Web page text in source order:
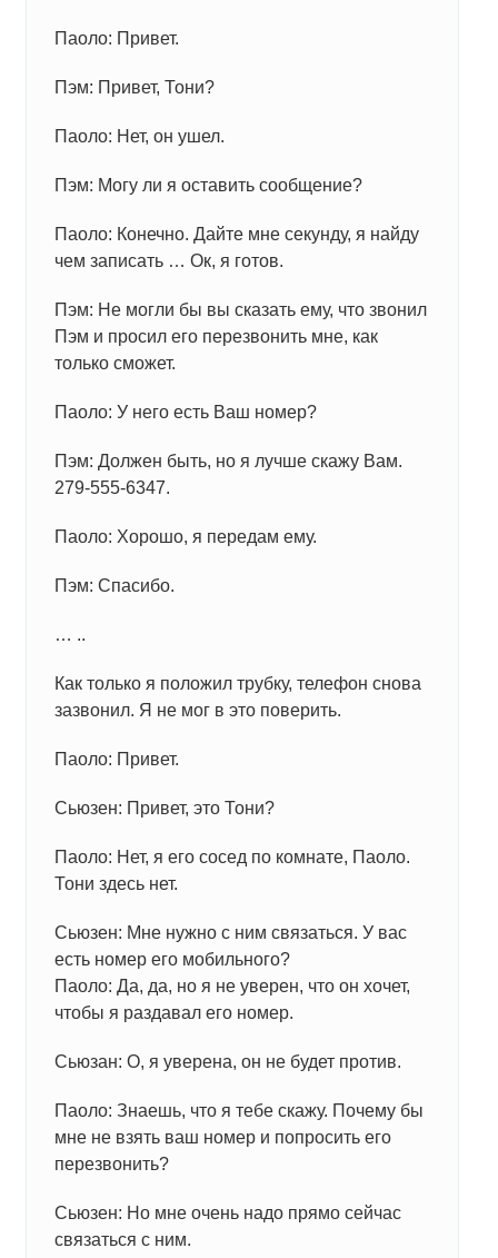
Паоло: Привет.
Пэм: Привет, Тони?
Паоло: Нет, он ушел.
Пэм: Могу ли я оставить сообщение?
Паоло: Конечно. Дайте мне секунду, я найду
чем записать … Ок, я готов.
Пэм: Не могли бы вы сказать ему, что звонил
Пэм и просил его перезвонить мне, как
только сможет.
Паоло: У него есть Ваш номер?
Пэм: Должен быть, но я лучше скажу Вам.
279-555-6347.
Паоло: Хорошо, я передам ему.
Пэм: Спасибо.
… ..
Как только я положил трубку, телефон снова
зазвонил. Я не мог в это поверить.
Паоло: Привет.
Сьюзен: Привет, это Тони?
Паоло: Нет, я его сосед по комнате, Паоло.
Тони здесь нет.
Сьюзен: Мне нужно с ним связаться. У вас
есть номер его мобильного?
Паоло: Да, да, но я не уверен, что он хочет,
чтобы я раздавал его номер.
Сьюзан: О, я уверена, он не будет против.
Паоло: Знаешь, что я тебе скажу. Почему бы
мне не взять ваш номер и попросить его
перезвонить?
Сьюзен: Но мне очень надо прямо сейчас
связаться с ним.